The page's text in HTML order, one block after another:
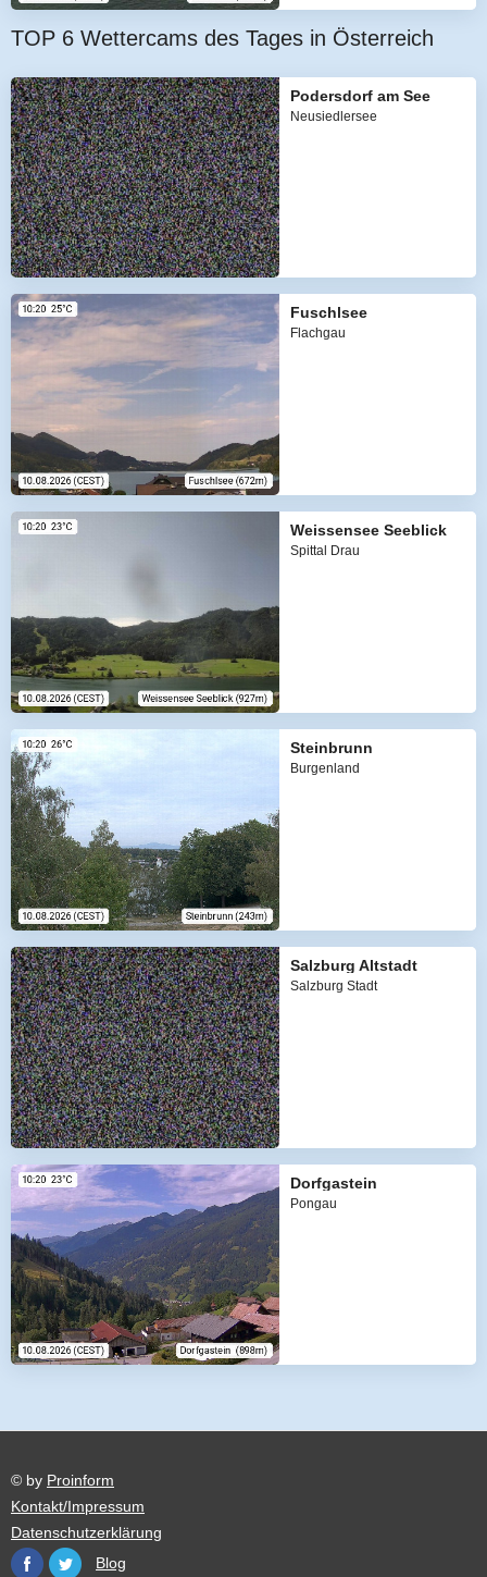
TOP 6 Wettercams des Tages in Österreich
Podersdorf am See
Neusiedlersee
Fuschlsee
Flachgau
Weissensee Seeblick
Spittal Drau
Steinbrunn
Burgenland
Salzburg Altstadt
Salzburg Stadt
Dorfgastein
Pongau
© by Proinform
Kontakt/Impressum
Datenschutzerklärung
Blog